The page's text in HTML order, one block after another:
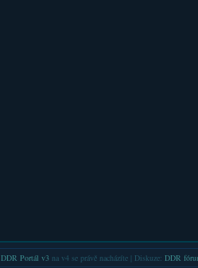
DDR Portál v3na v4 se právě nacházíte | Diskuze: DDR